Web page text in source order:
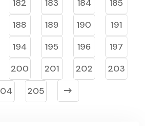
182 183 184
185
188 189 190
191
194 195 196
197
200 201 202
203
205